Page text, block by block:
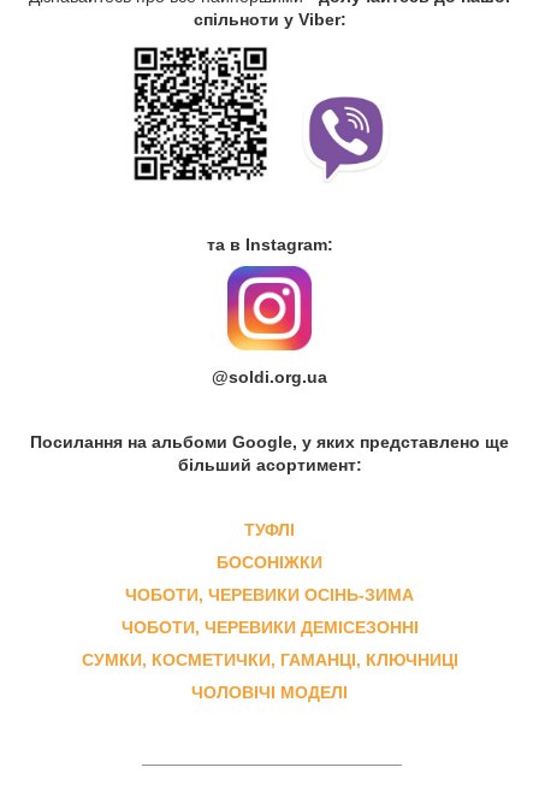
спільноти у Viber:
та в Instagram:
@soldi.org.ua
Посилання на альбоми Google, у яких представлено ще
більший асортимент:
ТУФЛІ
БОСОНІЖКИ
ЧОБОТИ, ЧЕРЕВИКИ ОСІНЬ-ЗИМА
ЧОБОТИ, ЧЕРЕВИКИ ДЕМІСЕЗОННІ
СУМКИ, КОСМЕТИЧКИ, ГАМАНЦІ, КЛЮЧНИЦІ
ЧОЛОВІЧІ МОДЕЛІ